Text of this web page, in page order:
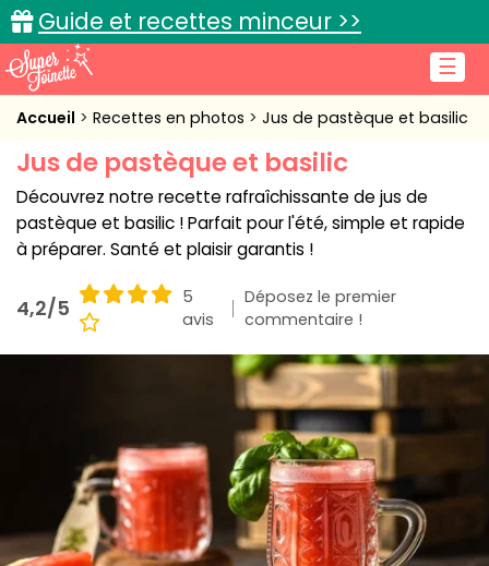
☰
Guide et recettes minceur >>
Accueil
Recettes de cuisine
Cuisine pratique
L'actu cuisine
Connexion
Accueil Recettes en photos Jus de pastèque et basilic
Jus de pastèque et basilic
Découvrez notre recette rafraîchissante de jus de
pastèque et basilic ! Parfait pour l'été, simple et rapide
à préparer. Santé et plaisir garantis !
4,2/5
5
avis
Déposez le premier
commentaire !